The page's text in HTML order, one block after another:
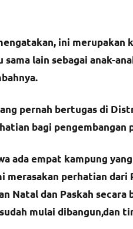
ini merupakan
lain sebagai anak-
pernah bertugas di
bagi pengembangan
ada empat kampung
merasakan perhatian dari
Natal dan Paskah
mulai dibangun,dan